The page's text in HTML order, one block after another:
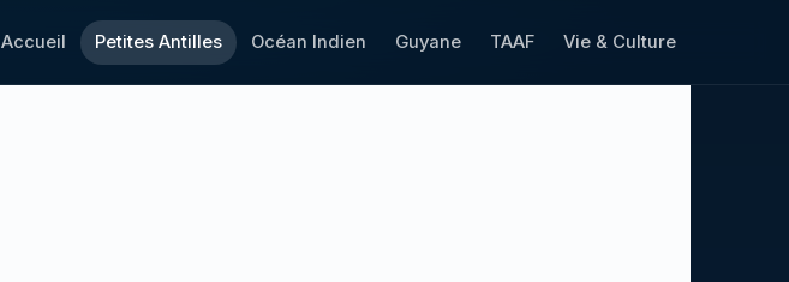
Accueil Petites Antilles Océan Indien Guyane TAAF Vie & Culture